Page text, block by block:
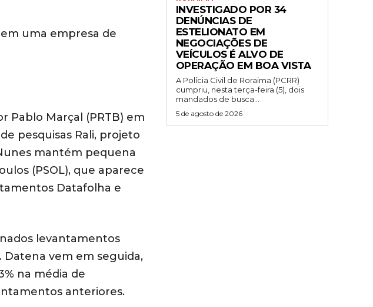
uma empresa de
Marçal (PRTB) em
pesquisas Rali, projeto
mantém pequena
(PSOL), que aparece
Datafolha e
levantamentos
Datena vem em seguida,
na média de
anteriores.
INVESTIGADO POR 34
DENÚNCIAS DE
ESTELIONATO EM
NEGOCIAÇÕES DE
VEÍCULOS É ALVO DE
OPERAÇÃO EM BOA VISTA
A Polícia Civil de Roraima (PCRR)
cumpriu, nesta terça-feira (5), dois
mandados de busca...
5 de agosto de 2026